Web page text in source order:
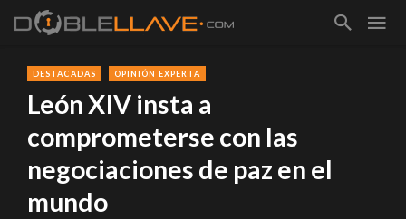
DESTACADAS OPINIÓN EXPERTA
León XIV insta a
comprometerse con las
negociaciones de paz en el
mundo